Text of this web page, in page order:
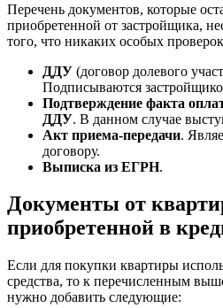
Перечень документов, которые
приобретенной от застройщика,
того, что никаких особых
ДДУ (договор долевого
Подписываются
Подтверждение факта
ДДУ. В данном случае
Акт приема-передачи.
договору.
Выписка из ЕГРН.
Документы от
приобретенной в
Если для покупки квартиры
средства, то к перечисленным
нужно добавить следующие: